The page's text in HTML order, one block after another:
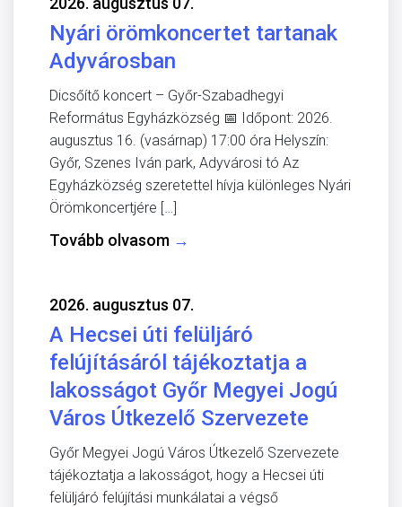
Nyári örömkoncertet tartanak
Adyvárosban
Dicsőítő koncert – Győr-Szabadhegyi
Református Egyházközség 📅 Időpont: 2026.
augusztus 16. (vasárnap) 17:00 óra Helyszín:
Győr, Szenes Iván park, Adyvárosi tó Az
Egyházközség szeretettel hívja különleges Nyári
Örömkoncertjére […]
Tovább olvasom →
2026. augusztus 07.
A Hecsei úti felüljáró
felújításáról tájékoztatja a
lakosságot Győr Megyei Jogú
Város Útkezelő Szervezete
Győr Megyei Jogú Város Útkezelő Szervezete
tájékoztatja a lakosságot, hogy a Hecsei úti
felüljáró felújítási munkálatai a végső